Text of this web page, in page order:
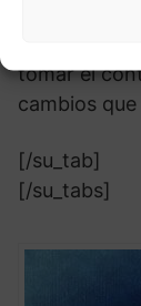
sobre
tomar el
cambios que
[/su_tab]
[/su_tabs]